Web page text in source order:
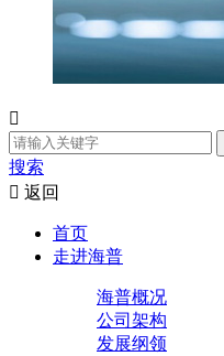

搜索
 返回
首页
走进海普
海普概况
公司架构
发展纲领